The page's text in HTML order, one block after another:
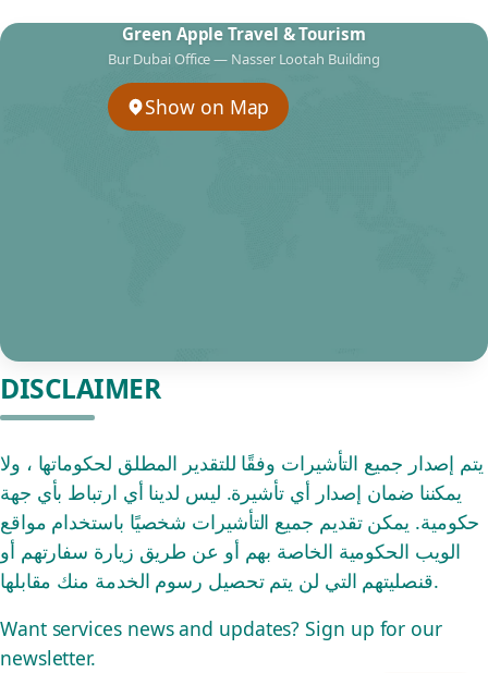
Green Apple Travel & Tourism
Bur Dubai Office — Nasser Lootah Building
Show on Map
DISCLAIMER
يتم إصدار جميع التأشيرات وفقًا للتقدير المطلق لحكوماتها ، ولا
يمكننا ضمان إصدار أي تأشيرة. ليس لدينا أي ارتباط بأي جهة
حكومية. يمكن تقديم جميع التأشيرات شخصيًا باستخدام مواقع
الويب الحكومية الخاصة بهم أو عن طريق زيارة سفارتهم أو
قنصليتهم التي لن يتم تحصيل رسوم الخدمة منك مقابلها.
Want services news and updates? Sign up for our
newsletter.